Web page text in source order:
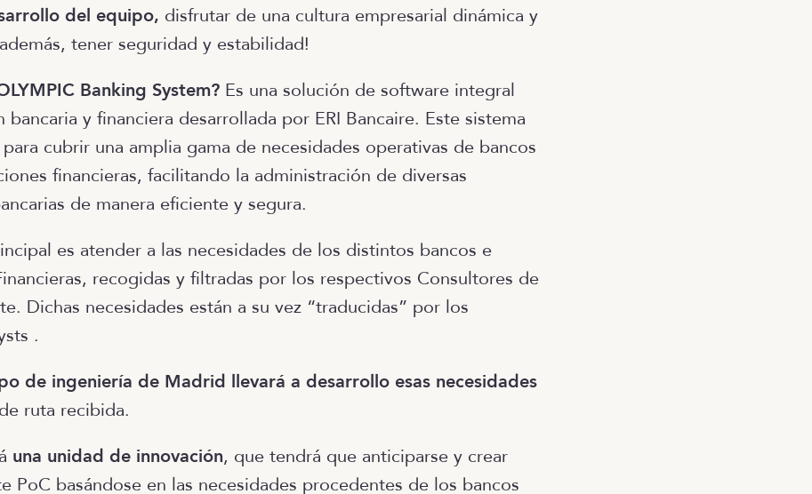
del equipo, disfrutar de una cultura empresarial dinámica y
tener seguridad y estabilidad!
Banking System? Es una solución de software integral
bancaria y financiera desarrollada por ERI Bancaire. Este sistema
cubrir una amplia gama de necesidades operativas de bancos
financieras, facilitando la administración de diversas
de manera eficiente y segura.
es atender a las necesidades de los distintos bancos e
recogidas y filtradas por los respectivos Consultores de
Dichas necesidades están a su vez “traducidas” por los
.
de ingeniería de Madrid llevará a desarrollo esas necesidades
ruta recibida.
una unidad de innovación, que tendrá que anticiparse y crear
PoC basándose en las necesidades procedentes de los bancos